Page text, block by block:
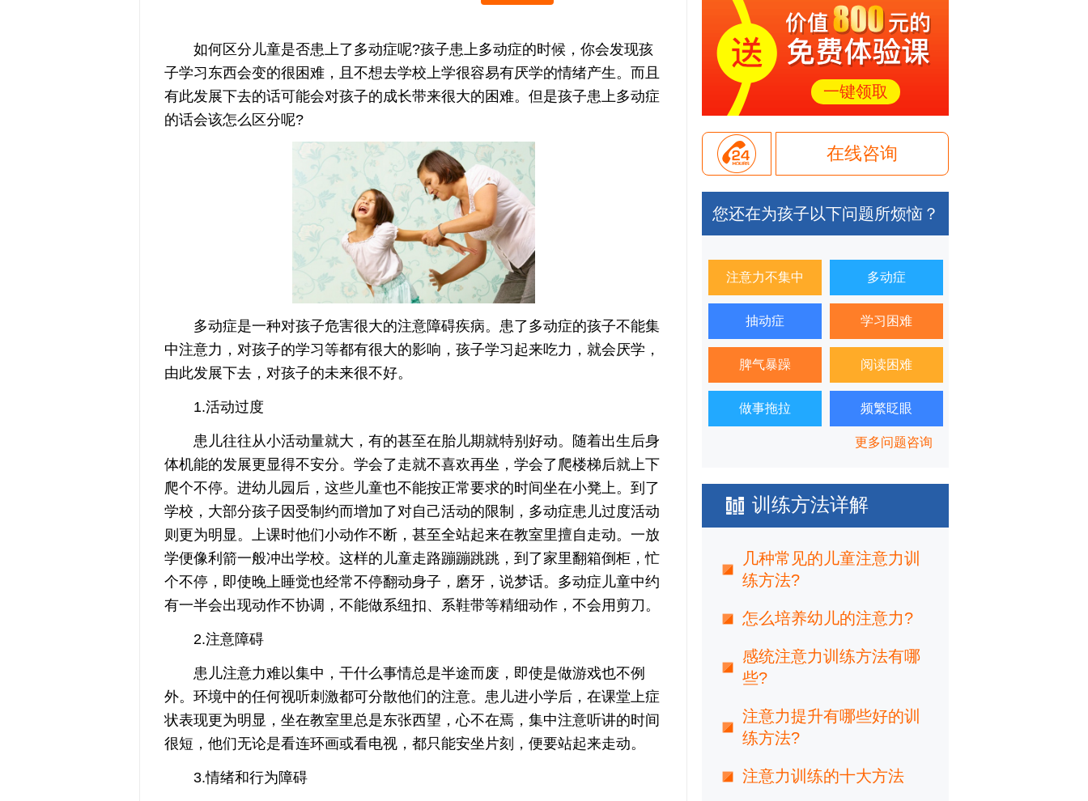
如何区分儿童是否患上了多动症呢?孩子患上多动症的时候，你会发现孩
子学习东西会变的很困难，且不想去学校上学很容易有厌学的情绪产生。而且
有此发展下去的话可能会对孩子的成长带来很大的困难。但是孩子患上多动症
的话会该怎么区分呢?
多动症是一种对孩子危害很大的注意障碍疾病。患了多动症的孩子不能集
中注意力，对孩子的学习等都有很大的影响，孩子学习起来吃力，就会厌学，
由此发展下去，对孩子的未来很不好。
1.活动过度
患儿往往从小活动量就大，有的甚至在胎儿期就特别好动。随着出生后身
体机能的发展更显得不安分。学会了走就不喜欢再坐，学会了爬楼梯后就上下
爬个不停。进幼儿园后，这些儿童也不能按正常要求的时间坐在小凳上。到了
学校，大部分孩子因受制约而增加了对自己活动的限制，多动症患儿过度活动
则更为明显。上课时他们小动作不断，甚至全站起来在教室里擅自走动。一放
学便像利箭一般冲出学校。这样的儿童走路蹦蹦跳跳，到了家里翻箱倒柜，忙
个不停，即使晚上睡觉也经常不停翻动身子，磨牙，说梦话。多动症儿童中约
有一半会出现动作不协调，不能做系纽扣、系鞋带等精细动作，不会用剪刀。
2.注意障碍
患儿注意力难以集中，干什么事情总是半途而废，即使是做游戏也不例
外。环境中的任何视听刺激都可分散他们的注意。患儿进小学后，在课堂上症
状表现更为明显，坐在教室里总是东张西望，心不在焉，集中注意听讲的时间
很短，他们无论是看连环画或看电视，都只能安坐片刻，便要站起来走动。
3.情绪和行为障碍
一键领取
在线咨询
您还在为孩子以下问题所烦恼？
注意力不集中 多动症
抽动症 学习困难
脾气暴躁 阅读困难
做事拖拉 频繁眨眼
更多问题咨询
训练方法详解
几种常见的儿童注意力训
练方法?
怎么培养幼儿的注意力?
感统注意力训练方法有哪
些?
注意力提升有哪些好的训
练方法?
注意力训练的十大方法